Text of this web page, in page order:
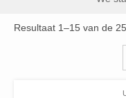
Resultaat 1–15 van de